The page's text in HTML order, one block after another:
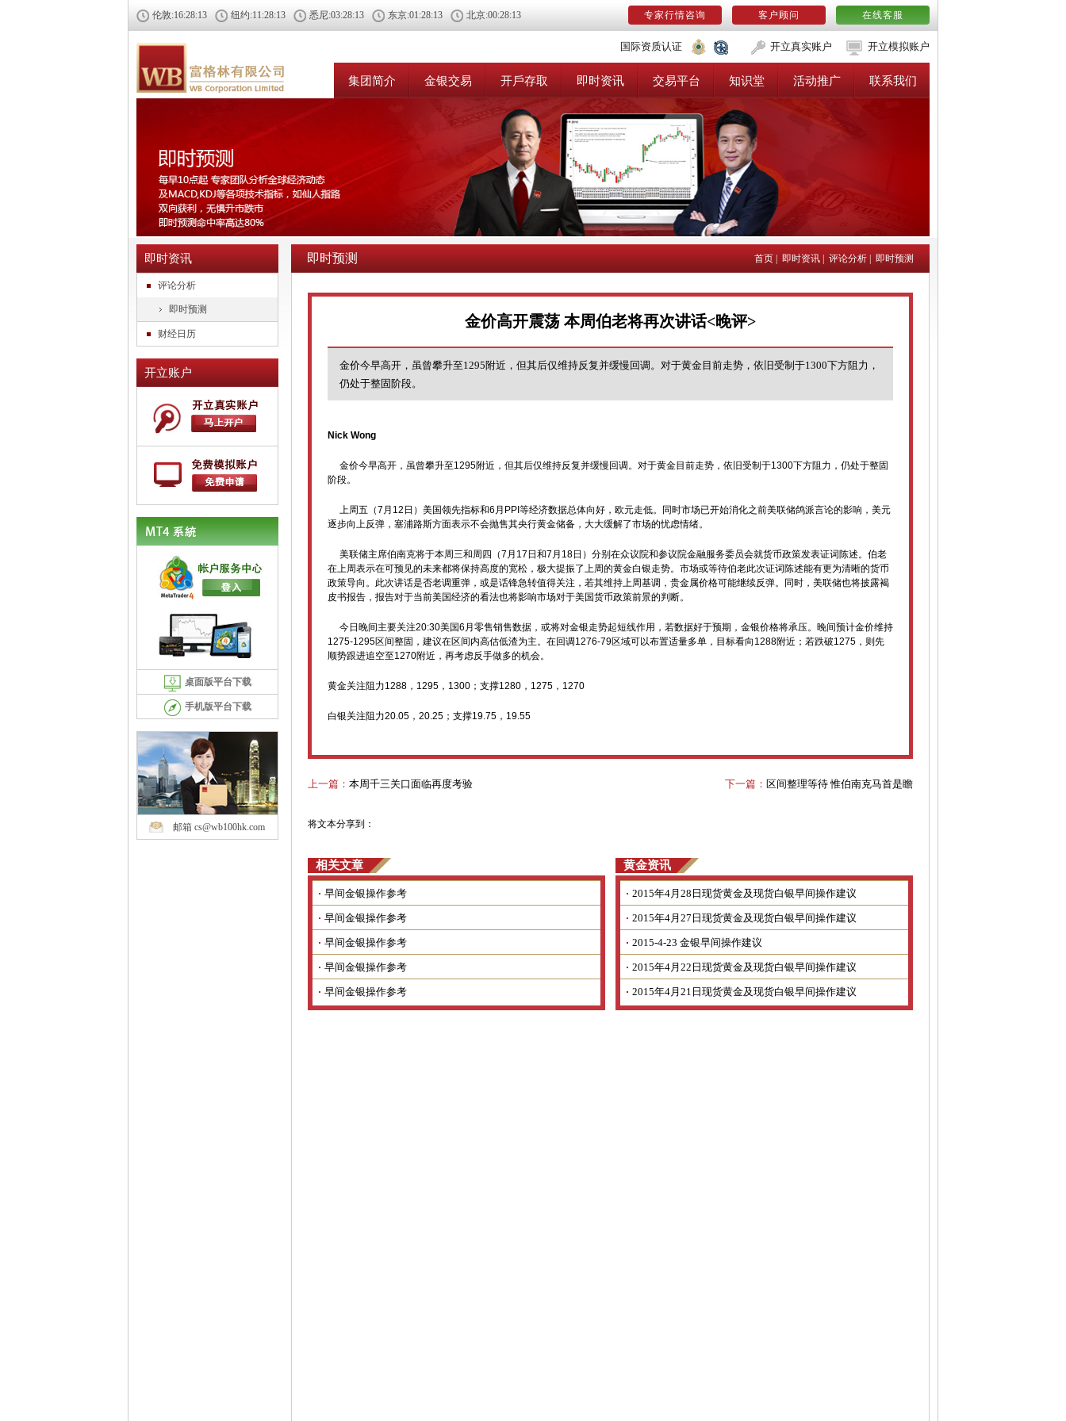
伦敦:16:28:13 纽约:11:28:13 悉尼:03:28:13 东京:01:28:13 北京:00:28:13 专家行情咨询 客户顾问 在线客服
国际资质认证 开立真实账户 开立模拟账户
集团简介 金银交易 开戶存取 即时资讯 交易平台 知识堂 活动推广 联系我们
即时资讯
评论分析
即时预测
财经日历
开立账户
桌面版平台下载
手机版平台下载
邮箱 cs@wb100hk.com
即时预测 首页 即时资讯 评论分析 即时预测
金价高开震荡 本周伯老将再次讲话<晚评>
金价今早高开，虽曾攀升至1295附近，但其后仅维持反复并缓慢回调。对于黄金目前走势，依旧受制于1300下方阻力，
仍处于整固阶段。
Nick Wong
金价今早高开，虽曾攀升至1295附近 ，但其后仅维持反复并缓慢回调。对于黄金目前走势，依旧受制于1300下方阻力，仍处于整固
阶段。
上周五（7 月 12 日）美国领先指标和6 月 PPI 等经济数据总体向好，欧元走低。同时市场已开始消化之前美联储鸽派言论的影响，美元
逐步向上反弹，塞浦路斯方面表示不会抛售其央行黄金储备，大大缓解了市场的忧虑情绪。
美联储主席伯南克将于本周三和周四（7 月 17 日和7 月 18日）分别在众议院和参议院金融服务委员会就货币政策发表证词陈述。伯老
在上周表示在可预见的未来都将保持高度的宽松，极大提振了上周的黄金白银走势。市场或等待伯老此次证词陈述能有更为清晰的货币
政策导向。此次讲话是否老调重弹，或是话锋急转值得关注，若其维持上周基调， 贵金属价格可能继续反弹。同时，美联储也将披露褐
皮书报告，报告对于当前美国经济的看法也将影响市场对于美国货币政策前景的判断。
今日晚间主要关注20:30美国6 月零售销售数据，或将对金银走势起短线作用，若数据好于预期，金银价格将承压。晚间预计金价维持
1275-1295区间整固，建议在区间内高估低渣为主。在回调 1276-79区域可以布置适量多单，目标看向 1288附近；若跌破1275 ，则先
顺势跟进追空至1270附近，再考虑反手做多的机会。
黄金关注阻力1288 ， 1295 ， 1300 ；支撑1280 ， 1275 ， 1270
白银关注阻力20.05 ， 20.25 ；支撑19.75 ， 19.55
上一篇： 本周千三关口面临再度考验 下一篇： 区间整理等待 惟伯南克马首是瞻
将文本分享到：
相关文章
早间金银操作参考
早间金银操作参考
早间金银操作参考
早间金银操作参考
早间金银操作参考
黄金资讯
2015年4月28日现货黄金及现货白银早间操作建议
2015年4月27日现货黄金及现货白银早间操作建议
2015-4-23 金银早间操作建议
2015年4月22日现货黄金及现货白银早间操作建议
2015年4月21日现货黄金及现货白银早间操作建议